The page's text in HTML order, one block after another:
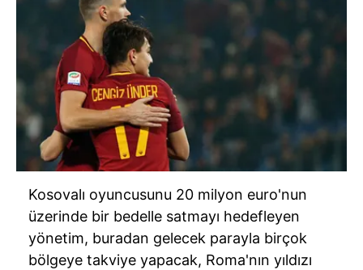
Kosovalı oyuncusunu 20 milyon euro'nun
üzerinde bir bedelle satmayı hedefleyen
yönetim, buradan gelecek parayla birçok
bölgeye takviye yapacak, Roma'nın yıldızı